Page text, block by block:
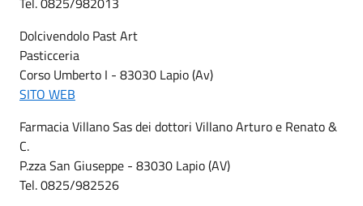
Dolcivendolo Past Art
Pasticceria
Corso Umberto I - 83030 Lapio (Av)
SITO WEB
Farmacia Villano Sas dei dottori Villano Arturo e Renato &
C.
P.zza San Giuseppe - 83030 Lapio (AV)
Tel. 0825/982526